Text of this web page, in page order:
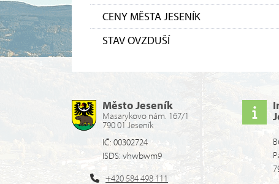
CENY MĚSTA JESENÍK
STAV OVZDUŠÍ
Město Jeseník
Masarykovo nám. 167/1
790 01 Jeseník
IČ: 00302724
ISDS: vhwbwm9
+420 584 498 111